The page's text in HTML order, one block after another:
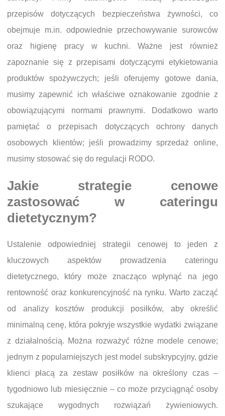
przepisów dotyczących bezpieczeństwa żywności, co
obejmuje m.in. odpowiednie przechowywanie surowców
oraz higienę pracy w kuchni. Ważne jest również
zapoznanie się z przepisami dotyczącymi etykietowania
produktów spożywczych; jeśli oferujemy gotowe dania,
musimy zapewnić ich właściwe oznakowanie zgodnie z
obowiązującymi normami prawnymi. Dodatkowo warto
pamiętać o przepisach dotyczących ochrony danych
osobowych klientów; jeśli prowadzimy sprzedaż online,
musimy stosować się do regulacji RODO.
Jakie strategie cenowe
zastosować w cateringu
dietetycznym?
Ustalenie odpowiedniej strategii cenowej to jeden z
kluczowych aspektów prowadzenia cateringu
dietetycznego, który może znacząco wpłynąć na jego
rentowność oraz konkurencyjność na rynku. Warto zacząć
od analizy kosztów produkcji posiłków, aby określić
minimalną cenę, która pokryje wszystkie wydatki związane
z działalnością. Można rozważyć różne modele cenowe;
jednym z popularniejszych jest model subskrypcyjny, gdzie
klienci płacą za zestaw posiłków na określony czas –
tygodniowo lub miesięcznie – co może przyciągnąć osoby
szukające wygodnych rozwiązań żywieniowych.